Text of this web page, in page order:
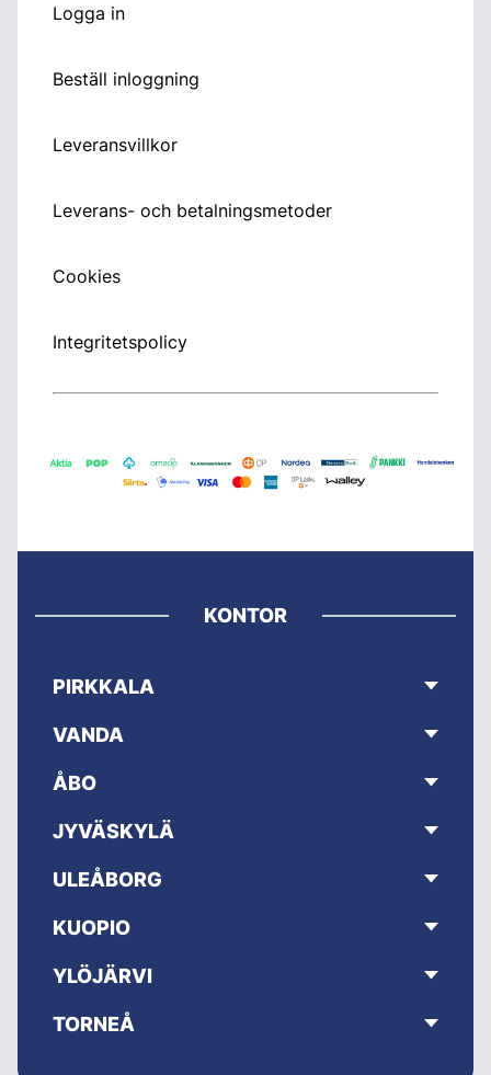
Logga in
Beställ inloggning
Leveransvillkor
Leverans- och betalningsmetoder
Cookies
Integritetspolicy
KONTOR
PIRKKALA
VANDA
ÅBO
JYVÄSKYLÄ
ULEÅBORG
KUOPIO
YLÖJÄRVI
TORNEÅ